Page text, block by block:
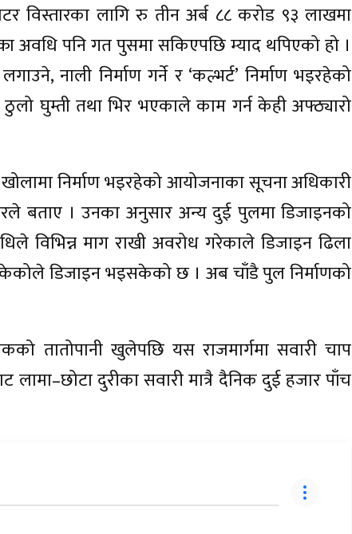
विस्तारका लागि रु तीन अर्ब ८८ करोड ९३ लाखमा
अवधि पनि गत पुसमा सकिएपछि म्याद थपिएको हो ।
नाली निर्माण गर्ने र ‘कल्भर्ट’ निर्माण भइरहेको
ठुलो घुम्ती तथा भिर भएकाले काम गर्न केही अफ्ठ्यारो
निर्माण भइरहेको आयोजनाका सूचना अधिकारी
बताए । उनका अनुसार अन्य दुई पुलमा डिजाइनको
विभिन्न माग राखी अवरोध गरेकाले डिजाइन ढिला
डिजाइन भइसकेको छ । अब चाँडै पुल निर्माणको
तातोपानी खुलेपछि यस राजमार्गमा सवारी चाप
लामा–छोटा दुरीका सवारी मात्रै दैनिक दुई हजार पाँच